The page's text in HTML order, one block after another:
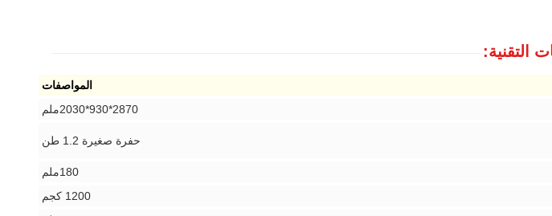
التقنية:
المواصفات
2870*930*2030ملم
حفرة صغيرة 1.2 طن
180ملم
1200 كجم